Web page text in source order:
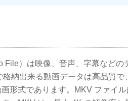
File）は映像、音声、字幕など
格納出来る動画データは高品質
形式であります。MKV ファイ